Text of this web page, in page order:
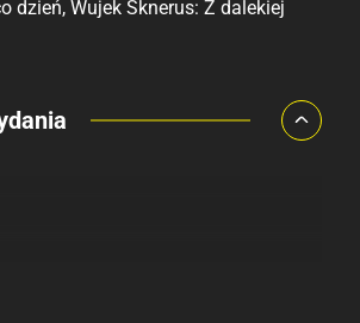
dzień, Wujek Sknerus: Z dalekiej